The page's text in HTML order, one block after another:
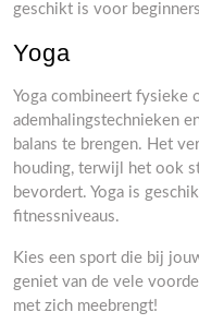
geschikt is voor
Yoga
Yoga combineert fysieke
ademhalingstechnieken
balans te brengen. Het
houding, terwijl het ook
bevordert. Yoga is
fitnessniveaus.
Kies een sport die bij
geniet van de vele
met zich meebrengt!